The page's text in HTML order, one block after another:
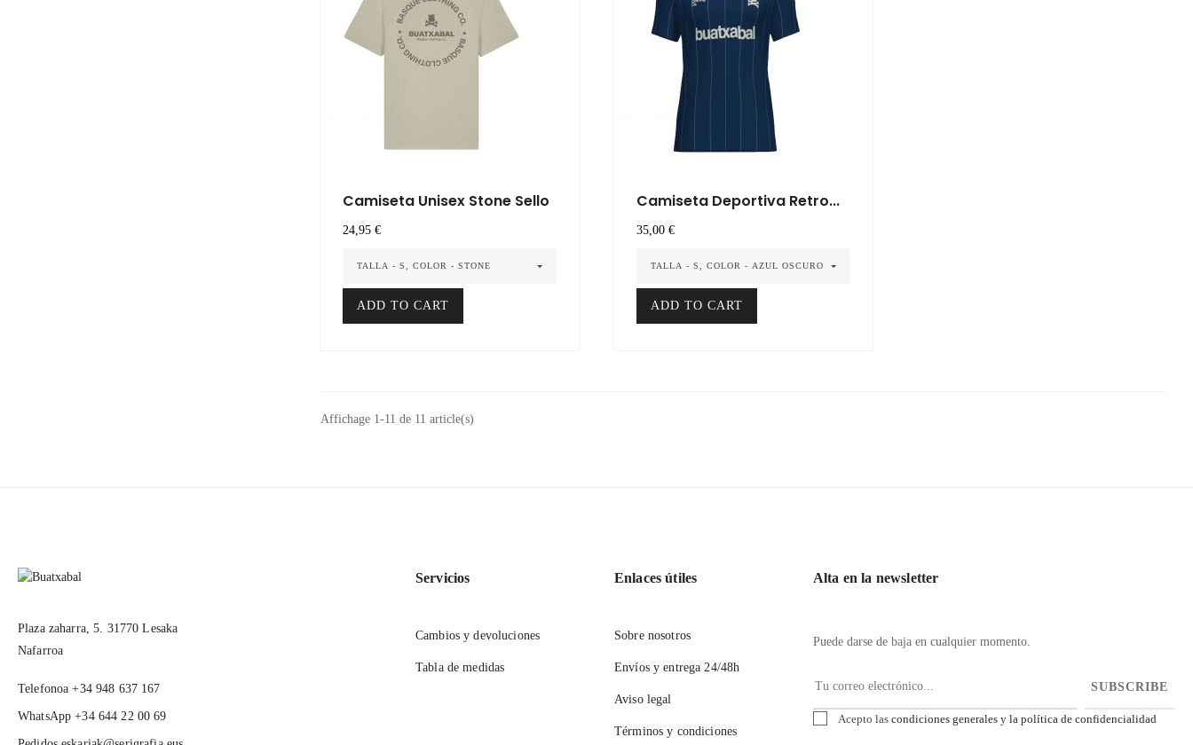
Camiseta Unisex Stone Sello
Precio
24,95 €
TALLA - S, COLOR - STONE
ADD TO CART
Camiseta Deportiva Retro...
Precio
35,00 €
TALLA - S, COLOR - AZUL OSCURO
ADD TO CART
Affichage 1-11 de 11 article(s)
Plaza zaharra, 5. 31770 Lesaka
Nafarroa
Telefonoa +34 948 637 167
WhatsApp +34 644 22 00 69
Servicios
Cambios y devoluciones
Tabla de medidas
Enlaces útiles
Sobre nosotros
Envíos y entrega 24/48h
Aviso legal
Términos y condiciones
Alta en la newsletter
Puede darse de baja en cualquier momento.
SUBSCRIBE
Acepto las condiciones generales y la política de confidencialidad